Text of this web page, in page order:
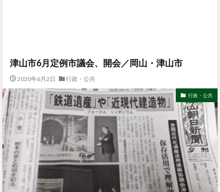
津山市6月定例市議会、開会／岡山・津山市
2020年6月2日 行政・公共
行政・公共